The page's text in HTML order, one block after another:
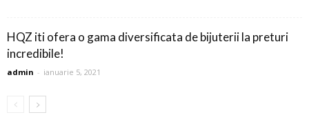
HQZ iti ofera o gama diversificata de bijuterii la preturi
incredibile!
admin - ianuarie 5, 2021